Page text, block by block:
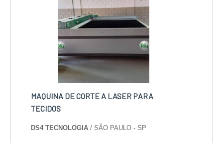
MAQUINA DE CORTE A LASER PARA
TECIDOS
DS4 TECNOLOGIA / SÃO PAULO - SP